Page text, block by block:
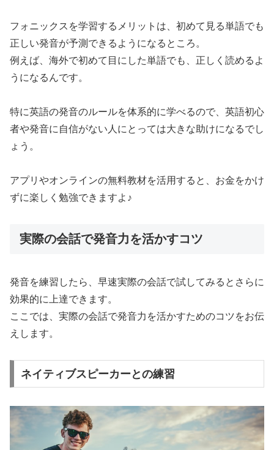
フォニックスを学習するメリットは、初めて見る単語でも
正しい発音が予測できるようになるところ。
例えば、海外で初めて目にした単語でも、正しく読めるよ
うになるんです。
特に英語の発音のルールを体系的に学べるので、英語初心
者や発音に自信がない人にとっては大きな助けになるでし
ょう。
アプリやオンラインの無料教材を活用すると、お金をかけ
ずに楽しく勉強できますよ♪
実際の会話で発音力を活かすコツ
発音を練習したら、早速実際の会話で試してみるとさらに
効果的に上達できます。
ここでは、実際の会話で発音力を活かすためのコツをお伝
えします。
ネイティブスピーカーとの練習